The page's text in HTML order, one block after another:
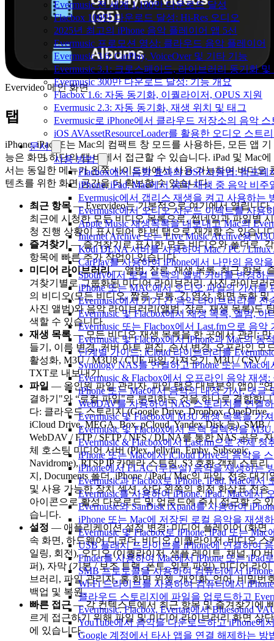
Evermusic 전 세계 1,100만 다운로드 달성
Flacbox 100만 다운로드 달성: Hi-Res 오디오
2025년 최고의 iPhone 음악 플레이어 앱 5선
Evermusic 프로모션 영상: 클라우드 음악 플레이어
Evermusic 3.6: CarPlay, VoiceOver 및 기타 기능
Evermusic 3.1: 크로스페이드, 라이브러리 동기화 및
Evermusic 300만 다운로드 달성: 기능 개요
Flacbox 1.6: 자동 동기화, 이퀄라이저, OPUS 지원
Evermusic 2.3: 자동 동기화, 재생 위치 및 태그
Evermusic로 iPhone에서 클라우드 저장소의 음악
iOS AVAssetResourceLoader를 활용한 오디오 스트
문서
사용 방법
Flacbox에서 음향 효과와 DSP 사용법: 컴프
iPhone, iPad, Mac에서 음악 재생 중 음악 비
Evermusic에서 갭리스 재생을 켜고 사용하는
Evermusic에서 오디오 사운드 이펙트를 사
Apple Music 재생목록을 내보내고 Mac의
Internet Archive 또는 Live Music Archive용
Kodi DLNA 서버를 사용하여 Mac / PC /
CarPlay를 사용하여 iPhone에서 나만의 음악
Spotify에서 로컬 트랙의 앨범 커버를 변경하
iPhone 또는 MAC에서 오디오 파일의 가사를
Evermusic에서 기기 간 음악 라이브러리를
Evermusic 및 Flacbox에서 재생 목록, 앨범,
Evermusic 또는 Flacbox에서 Last.fm으로 음
Evermusic 및 Flacbox에서 iPhone과 Mac의
단계별 가이드: iCloud 라이브러리를
Synology NAS를 연결하고 iPhone 또는 Mac
Evermusic & Flacbox에서 오프라인 음악 재
iPhone 또는 Mac에서 음악의 내장 가사, 댓글
WebDAV를 사용하여 NAS 스토리지를 연결
Evermusic 및 Flacbox에 M3U 재생 목록을 가
Evermusic 및 Flacbox에서 트랙 컬렉션을
Evermusic & Flacbox에서 Last.fm으로 전체 청
iPhone 또는 Mac에서 iCloud Drive의 음악을
iPhone에서 FLAC (무손실) 음악을 재생하는
Evermusic과 Flacbox로 iPhone, iPad, Mac에
Evermusic를 사용하여 iPhone, iPad, Mac에서
Evermusic와 SanDisk iXpand를 사용하여
iPhone 또는 Mac에 저장된 로컬 음악을 재생
Evermusic 및 Flacbox로 iPhone, iPad 또는
USB 플래시 드라이브를 iPhone에 연결하여
Finder를 사용하여 Mac에서 iPhone 또는 iPad
SMB 프로토콜을 사용하여 컴퓨터에서
Wi-Fi 드라이브를 사용하여 컴퓨터에서
클라우드 스토리지에 파일을 업로드하고
Evermusic, Flacbox, Evertag에서 Bluesound
YouTube에서 음악을 다운로드하고 iPhone에
Google 계정에서 타사 앱을 연결 해제하는 방
Evervideo 메인 화면
탭
iPhone, iPad 또는 Mac의 컴팩트 창 모드를 사용하든, 모든 앱 기
능은 화면 하단의 탭 바에서 접근할 수 있습니다. iPad 및 Mac에
서는 동일한 메뉴가 왼쪽 사이드바에서 사용 가능하여 비디오
텐츠를 위한 화면 공간을 더 확보할 수 있습니다.
최근 항목 — Evervideo는 기본적으로 여기에서 열립니다.
최근에 시청한 모든 비디오 목록으로, 썸네일과 파일별 시
청 진행 상황이 표시되어 한 번 탭으로 재개할 수 있습니
즐겨찾기 — 즐겨찾기로 표시한 모든 비디오와 폴더로, 각
항목에 빠른 추가 작업이 있습니다.
미디어 라이브러리— 앨범, 장르, 재생 목록, 최근 항목,
겨찾기별로 그룹화된 미디어 라이브러리. 사진 라이브러
의 비디오(모든 비디오, 짧음, 보통, 긴 영상, 화면 녹화 및
사진 앨범)와 음악 라이브러리(앨범, 장르, 재생 목록)도
색할 수 있습니다.
재생 목록 — 모든 비디오 재생 목록을 한 곳에서 관리: 만
들기, 이름 변경, 커버 아트 편집, 순서 변경, 오프라인 모
활성화, M3U / M3U8 / CUE 파일 가져오기, M3U / CSV /
TXT로 내보내기.
파일 — 올인원 파일 관리자. 파일 탭은 대부분의 앱이 “연
결하기"와 “로컬 파일"로 분리하는 것을 하나로 결합합니
다: 클라우드 스토리지 (Google Drive, Dropbox, OneDrive,
iCloud Drive, MEGA, Box, pCloud, Yandex Disk 등), SMB /
WebDAV / FTP / SFTP / NFS / DLNA를 통한 NAS 공유, 자
체 호스팅 미디어 서버 (Plex, Jellyfin, Emby, Subsonic,
Navidrome), RTSP IP 카메라 스트림, S3 호환 객체 스토리
지, Documents 폴더, iPhone / iPad / Mac의 파일, 전송 대기
및 사용 가능한 장치 섹션. 상단 왼쪽의 회전 화살표 전송
아이콘으로 활성 다운로드 및 업로드에 즉시 접근할 수 있
습니다.
설정 — 애플리케이션 설정 변경: 미디어 플레이어 (화면
속 화면, 하드웨어 디코더, 비디오 이퀄라이저, 비디오 스
일링, 회전), 오디오 (이퀄라이저, 샘플 레이트, 채널, IO 버
퍼), 자막 (기본 / 보조 트랙, 폰트, 외부 파일), 미디어 라이
브러리, 파일 관리자, 홈 화면 위젯, 개인화, 언어, 비밀번
백업 및 복원.
빠른 접근 — 각 컨텍스트에서 최근 항목 및 즐겨찾기에
르게 접근하기 위해 파일 및 미디어 라이브러리 화면 상단
에 있습니다.